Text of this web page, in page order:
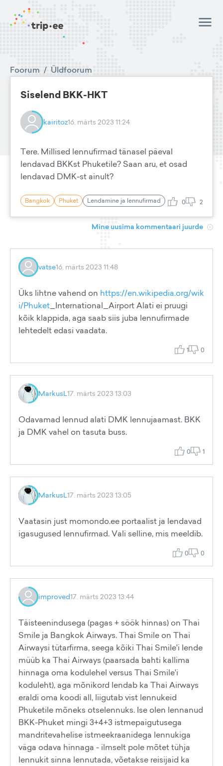
Foorum / Üldfoorum
Siselend BKK-HKT
kairitoz16. märts 2023 11:24
Tere. Millised lennufirmad tänasel päeval
lendavad BKKst Phuketile? Saan aru, et osad
lendavad DMK-st ainult?
Bangkok Phuket Lendamine ja lennufirmad 0 2
Mine uusima kommentaari juurde
vatse16. märts 2023 11:48
Üks lihtne vahend on https://en.wikipedia.org/wik
i/Phuket _International_Airport Alati ei pruugi
kõik klappida, aga saab siis juba lennufirmade
lehtedelt edasi vaadata.
1 0
MarkusL17. märts 2023 13:03
Odavamad lennud alati DMK lennujaamast. BKK
ja DMK vahel on tasuta buss.
0 1
MarkusL17. märts 2023 13:05
Vaatasin just momondo.ee portaalist ja lendavad
igasugused lennufirmad. Vali selline, mis meeldib.
0 0
improved17. märts 2023 13:44
Täisteenindusega (pagas + söök hinnas) on Thai
Smile ja Bangkok Airways. Thai Smile on Thai
Airwaysi tütarfirma, seega kõiki Thai Smile'i lende
müüb ka Thai Airways (paarsada bahti kallima
hinnaga oma kodulehel versus Thai Smile'i
koduleht), aga mõnikord lendab ka Thai Airways
eraldi oma koodi all, liigutab vist lennukeid
Phuketile mõneks otselennuks. Ise olen lennanud
BKK-Phuket mingi 3+4+3 istmepaigutusega
mandritevahelise istmeekraanidega lennukiga
väga odava hinnaga - ilmselt pole mõtet tühja
lennukit sinna lennutada, võetakse reisijaid ka